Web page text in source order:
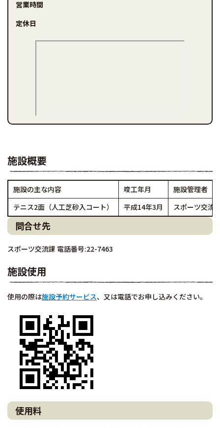
営業時間
定休日
施設概要
施設の主な内容 竣工年月
施設管理者
テニス2面（人工芝砂入コート）
平成14年3月 スポーツ交流
問合せ先
スポーツ交流課 電話番号:22-7463
施設使用
使用の際は施設予約サービス、又は電話でお申し込みください。
使用料